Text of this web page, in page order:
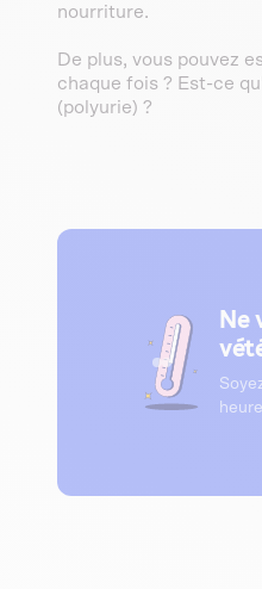
nourriture.
De plus, vous pouvez
chaque fois ? Est-ce
(polyurie) ?
Ne